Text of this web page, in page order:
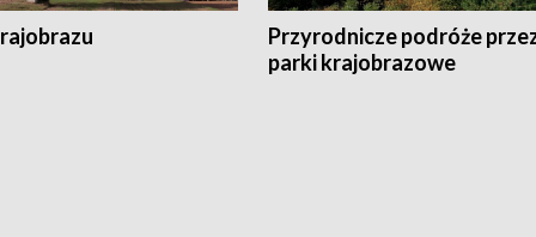
Przyrodnicze podróże
parki krajobrazowe